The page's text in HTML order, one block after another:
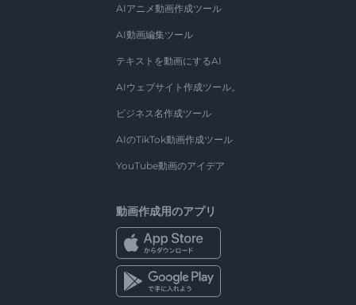
AIアニメ動画作成ツール
AI動画編集ツール
テキストを動画にするAI
AIウェブサイト作成ツール。
ビジネス名作成ツール
AIのTikTok動画作成ツール
YouTube動画のアイデア
動画作成用のアプリ